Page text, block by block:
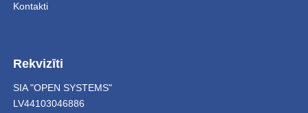
Kontakti
Rekvizīti
SIA "OPEN SYSTEMS"
LV44103046886